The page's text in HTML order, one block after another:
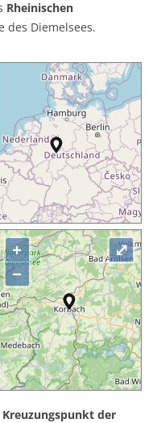
Rheinischen
des Diemelsees.
+
−
⤢
Kreuzungspunkt der